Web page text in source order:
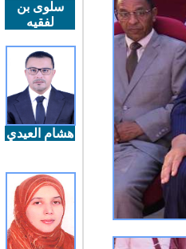
سلوى بن
لفقيه
هشام العيدي